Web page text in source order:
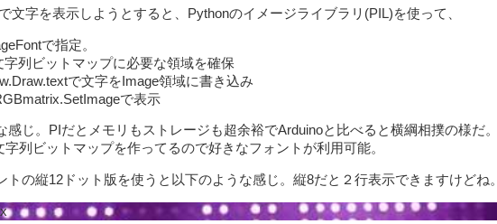
文字を表示しようとすると、Pythonのイメージライブラリ(PIL)を使って、
で指定。
字列ビットマップに必要な領域を確保
で文字をImage領域に書き込み
で表示
じ。PIだとメモリもストレージも超余裕でArduinoと比べると横綱相撲の様だ。
列ビットマップを作ってるので好きなフォントが利用可能。
の縦12ドット版を使うと以下のような感じ。縦8だと２行表示できますけどね。